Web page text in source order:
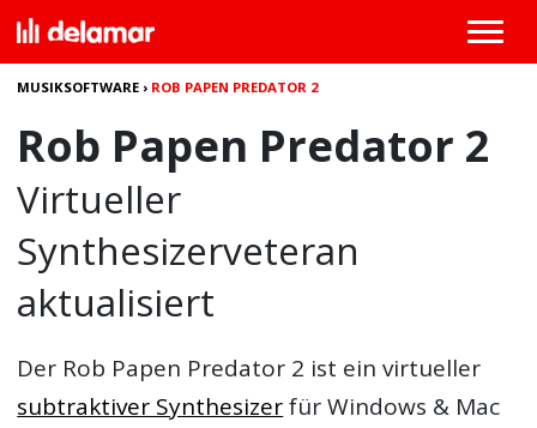
MUSIKSOFTWARE › ROB PAPEN PREDATOR 2
Rob Papen Predator 2
Virtueller
Synthesizerveteran
aktualisiert
Der Rob Papen Predator 2 ist ein virtueller
subtraktiver Synthesizerfür Windows & Mac